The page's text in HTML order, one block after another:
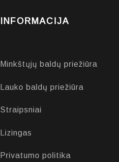
INFORMACIJA
Minkštųjų baldų priežiūra
Lauko baldų priežiūra
Straipsniai
Lizingas
Privatumo politika